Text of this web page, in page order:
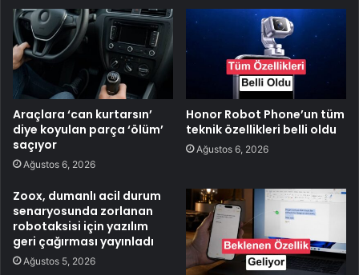
Araçlara ‘can kurtarsın’
diye koyulan parça ‘ölüm’
saçıyor
Ağustos 6, 2026
Honor Robot Phone’un tüm
teknik özellikleri belli oldu
Ağustos 6, 2026
Zoox, dumanlı acil durum
senaryosunda zorlanan
robotaksisi için yazılım
geri çağırması yayınladı
Ağustos 5, 2026